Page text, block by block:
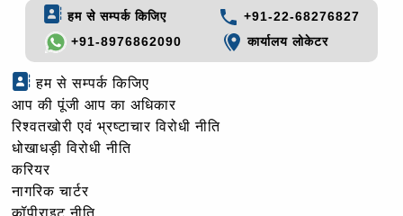
हम से सम्पर्क किजिए
+91-22-68276827
+91-8976862090
कार्यालय लोकेटर
हम से सम्पर्क किजिए
आप की पूंजी आप का अधिकार
रिश्वतखोरी एवं भ्रष्टाचार विरोधी नीति
धोखाधड़ी विरोधी नीति
करियर
नागरिक चार्टर